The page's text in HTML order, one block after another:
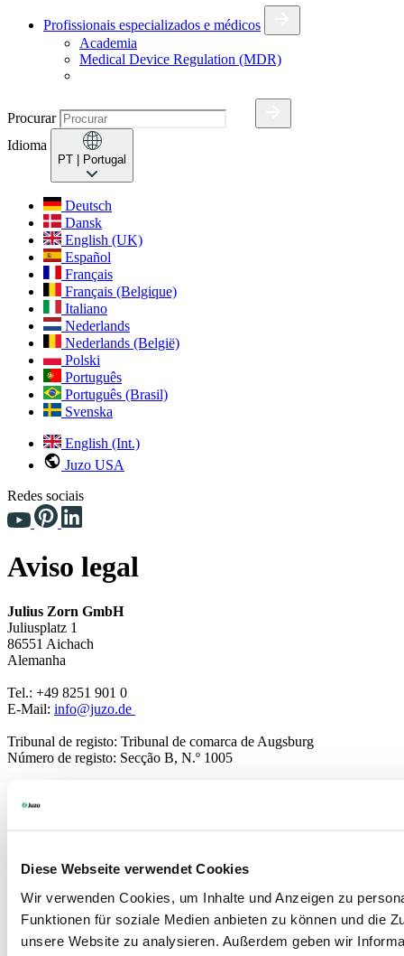
Diese Webseite verwendet Cookies
Wir verwenden Cookies, um Inhalte und Anzeigen zu
Funktionen für soziale Medien anbieten zu können und die
unsere Website zu analysieren. Außerdem geben wir
Profissionais especializados e médicos
Academia
Medical Device Regulation (MDR)
Procurar
Idioma
PT | Portugal
Deutsch
Dansk
English (UK)
Español
Français
Français (Belgique)
Italiano
Nederlands
Nederlands (België)
Polski
Português
Português (Brasil)
Svenska
English (Int.)
Juzo USA
Redes sociais
Aviso legal
Julius Zorn GmbH
Juliusplatz 1
86551 Aichach
Alemanha
Tel.: +49 8251 901 0
E-Mail: info@juzo.de
Tribunal de registo: Tribunal de comarca de Augsburg
Número de registo: Secção B, N.º 1005
Número de identificação fiscal para o IVA, segundo o Art.º 27.º,
Gerente
Annerose Zorn-West, Jürgen Gold